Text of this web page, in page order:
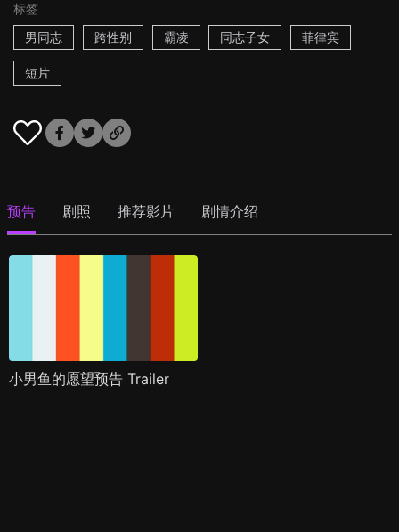
标签
男同志
跨性别 霸凌 同志子女 菲律宾
短片
预告 剧照 推荐影片 剧情介绍
小男鱼的愿望预告 Trailer